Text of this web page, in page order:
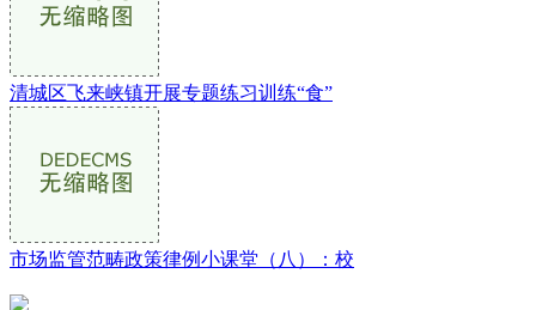
清城区飞来峡镇开展专题练习训练“食”
市场监管范畴政策律例小课堂（八）：校